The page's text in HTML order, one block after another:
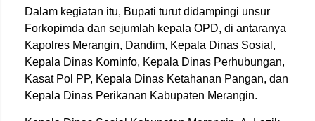
Dalam kegiatan itu, Bupati turut didampingi unsur
Forkopimda dan sejumlah kepala OPD, di antaranya
Kapolres Merangin, Dandim, Kepala Dinas Sosial,
Kepala Dinas Kominfo, Kepala Dinas Perhubungan,
Kasat Pol PP, Kepala Dinas Ketahanan Pangan, dan
Kepala Dinas Perikanan Kabupaten Merangin.